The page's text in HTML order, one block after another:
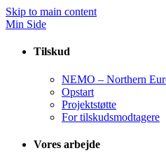
Skip to main content
Min Side
Tilskud
NEMO – Northern
Opstart
Projektstøtte
For tilskudsmodtagere
Vores arbejde